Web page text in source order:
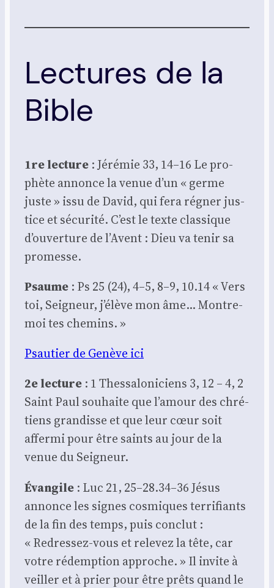
Lectures de la
Bible
1re lec­ture : Jéré­mie 33, 14–16 Le pro­
phète annonce la venue d’un « germe
juste » issu de David, qui fera régner jus­
tice et sécu­ri­té. C’est le texte clas­sique
d’ouverture de l’Avent : Dieu va tenir sa
pro­messe.
Psaume : Ps 25 (24), 4–5, 8–9, 10.14 « Vers
toi, Sei­gneur, j’élève mon âme… Montre-
moi tes che­mins. »
Psau­tier de Genève ici
2e lec­ture : 1 Thes­sa­lo­ni­ciens 3, 12 – 4, 2
Saint Paul sou­haite que l’amour des chré­
tiens gran­disse et que leur cœur soit
affer­mi pour être saints au jour de la
venue du Sei­gneur.
Évan­gile : Luc 21, 25–28.34–36 Jésus
annonce les signes cos­miques ter­ri­fiants
de la fin des temps, puis conclut :
« Redres­sez-vous et rele­vez la tête, car
votre rédemp­tion approche. » Il invite à
veiller et à prier pour être prêts quand le